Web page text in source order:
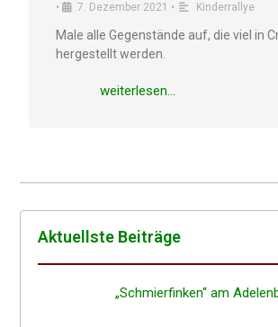
• 7. Dezem­ber 2021 • Kinder­ral­lye
Male alle Gegen­stän­de auf, die viel in
herge­stellt werden.
weiter­le­sen…
Aktuells­te Beiträge
„Schmier­fin­ken“ am